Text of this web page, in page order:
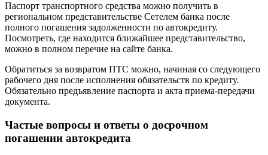
Паспорт транспортного средства можно получить в
региональном представительстве Сетелем банка после
полного погашения задолженности по автокредиту.
Посмотреть, где находится ближайшее представительство,
можно в полном перечне на сайте банка.
Обратиться за возвратом ПТС можно, начиная со следующего
рабочего дня после исполнения обязательств по кредиту.
Обязательно предъявление паспорта и акта приема-передачи
документа.
Частые вопросы и ответы о досрочном
погашении автокредита